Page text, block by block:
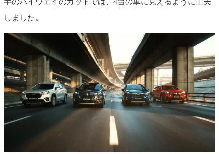
しました。